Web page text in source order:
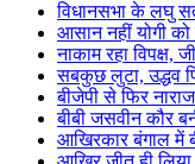
विधानसभा के लघु
आसान नहीं योगी को
नाकाम रहा विपक्ष,
सबकुछ लुटा, उद्धव
बीजेपी से फिर
बीबी जसवीन कौर
आखिरकार बंगाल में